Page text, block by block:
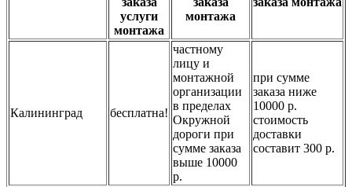
услуги
монтажа
монтажа
Калининград бесплатна!
частному
лицу и
монтажной
организации
в пределах
Окружной
дороги при
сумме заказа
выше 10000
р.
при сумме
заказа ниже
10000 р.
стоимость
доставки
составит 300 р.